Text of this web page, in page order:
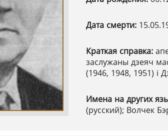
Дата смерти:
Краткая справка:
заслужаны дзеяч
(1946, 1948, 1951) і
Имена на других
(русский); Волчек